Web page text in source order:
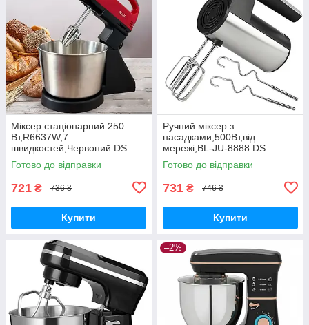
Міксер стаціонарний 250
Вт,R6637W,7
швидкостей,Червоний DS
Готово до відправки
721 ₴ 736 ₴
Купити
Ручний міксер з
насадками,500Вт,від
мережі,BL-JU-8888 DS
Готово до відправки
731 ₴ 746 ₴
Купити
–2%